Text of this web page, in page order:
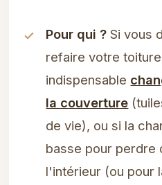
Pour qui ? Si vous
refaire votre
indispensable
la couverture
de vie), ou si la
basse pour perdre
l'intérieur (ou pour